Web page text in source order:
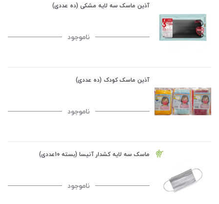
آذین ماسک سه لایه مشکی (ده عددی)
ناموجود
آذین ماسک کودک (ده عددی)
ناموجود
ماسک سه لایه کشدار آنیسا (بسته 10عددی)
ناموجود